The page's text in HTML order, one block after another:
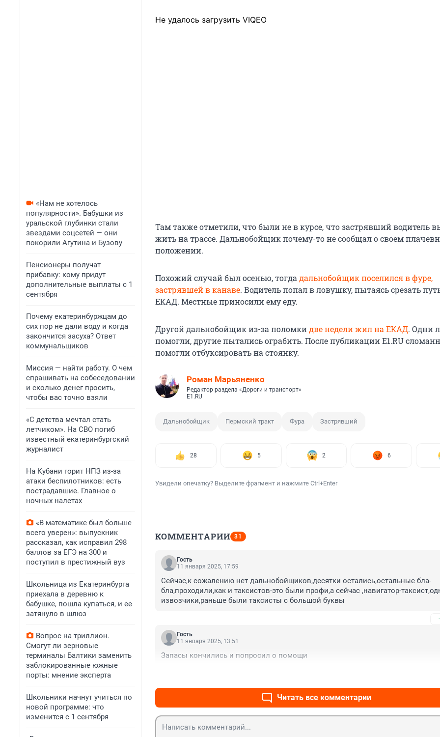
«Нам не хотелось
популярности». Бабушки из
уральской глубинки стали
звездами соцсетей — они
покорили Агутина и Бузову
Пенсионеры получат
прибавку: кому придут
дополнительные выплаты с 1
сентября
Почему екатеринбуржцам до
сих пор не дали воду и когда
закончится засуха? Ответ
коммунальщиков
Миссия — найти работу. О чем
спрашивать на собеседовании
и сколько денег просить,
чтобы вас точно взяли
«С детства мечтал стать
летчиком». На СВО погиб
известный екатеринбургский
журналист
На Кубани горит НПЗ из-за
атаки беспилотников: есть
пострадавшие. Главное о
ночных налетах
«В математике был больше
всего уверен»: выпускник
рассказал, как исправил 298
баллов за ЕГЭ на 300 и
поступил в престижный вуз
Школьница из Екатеринбурга
приехала в деревню к
бабушке, пошла купаться, и ее
затянуло в шлюз
Вопрос на триллион.
Смогут ли зерновые
терминалы Балтики заменить
заблокированные южные
порты: мнение эксперта
Школьники начнут учиться по
новой программе: что
изменится с 1 сентября
Не удалось загрузить VIQEO
Там также отметили, что были не в курсе, что застрявший водитель
жить на трассе. Дальнобойщик почему-то не сообщал о своем
положении.
Похожий случай был осенью, тогда дальнобойщик поселился в фуре,
застрявшей в канаве. Водитель попал в ловушку, пытаясь срезать
ЕКАД. Местные приносили ему еду.
Другой дальнобойщик из-за поломкидве недели жил на ЕКАД. Одни
помогли, другие пытались ограбить. После публикации E1.RU
помогли отбуксировать на стоянку.
Роман Марьяненко
Редактор раздела «Дороги и транспорт»
E1.RU
Дальнобойщик Пермский тракт Фура Застрявший
28 5 2 6
Увидели опечатку? Выделите фрагмент и нажмите Ctrl+Enter
КОММЕНТАРИИ 31
Гость
11 января 2025, 17:59
Сейчас,к сожалению нет дальнобойщиков,десятки остались,остальные бла-
бла,проходили,как и таксистов-это были профи,а сейчас ,навигатор-
извозчики,раньше были таксисты с большой буквы
Гость
11 января 2025, 13:51
Запасы кончились и попросил о помощи
Читать все комментарии